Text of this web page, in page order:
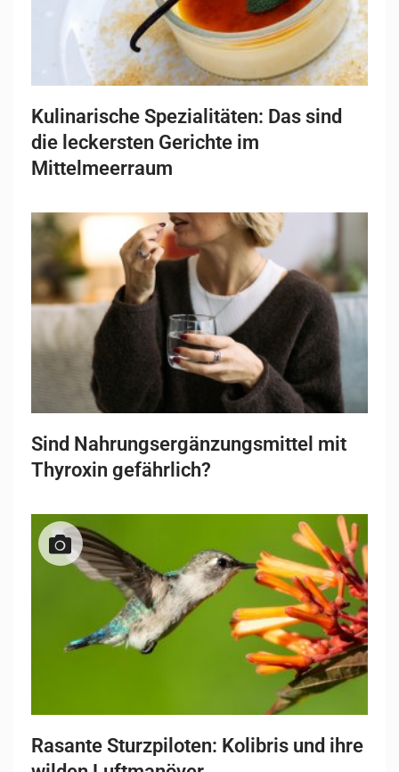
Kulinarische Spezialitäten: Das sind
die leckersten Gerichte im
Mittelmeerraum
Sind Nahrungsergänzungsmittel mit
Thyroxin gefährlich?
Rasante Sturzpiloten: Kolibris und ihre